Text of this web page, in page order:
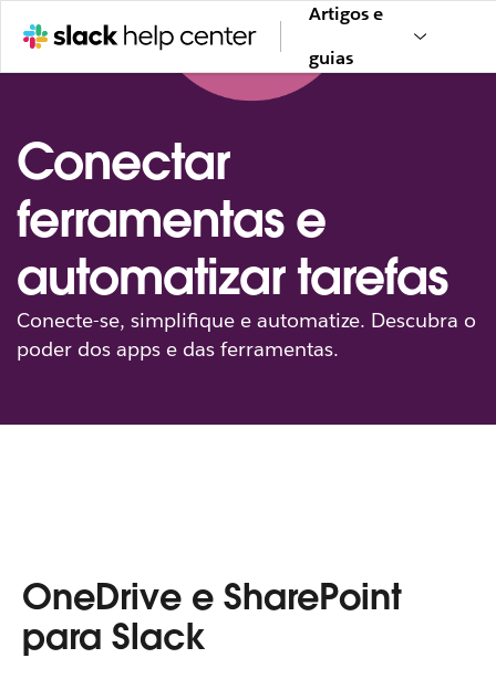
Artigos e
guias
Conectar
ferramentas e
automatizar tarefas
Conecte-se, simplifique e automatize. Descubra o
poder dos apps e das ferramentas.
OneDrive e SharePoint
para Slack